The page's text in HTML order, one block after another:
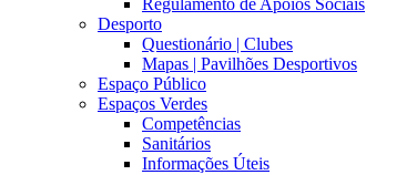
Regulamento de Apoios Sociais
Desporto
Questionário | Clubes
Mapas | Pavilhões Desportivos
Espaço Público
Espaços Verdes
Competências
Sanitários
Informações Úteis